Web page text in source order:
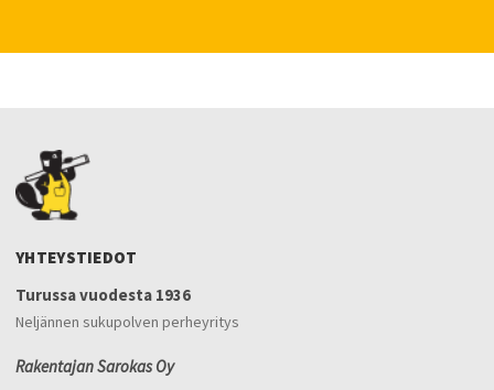
YHTEYSTIEDOT
Turussa vuodesta 1936
Neljännen sukupolven perheyritys
Rakentajan Sarokas Oy